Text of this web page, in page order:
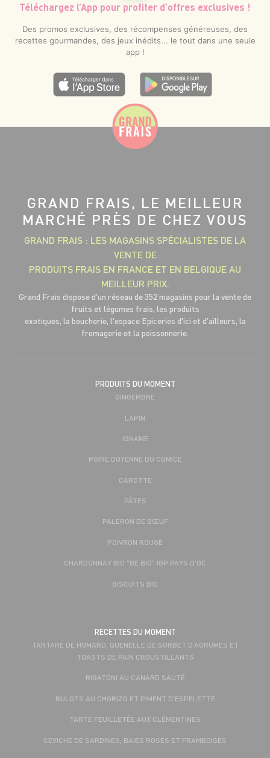
Téléchargez l’App pour profiter d’offres exclusives !
Des promos exclusives, des récompenses généreuses, des
recettes gourmandes, des jeux inédits... le tout dans une seule
app !
GRAND FRAIS, LE MEILLEUR
MARCHÉ PRÈS DE CHEZ VOUS
GRAND FRAIS : LES MAGASINS SPÉCIALISTES DE LA
VENTE DE
PRODUITS FRAIS EN FRANCE ET EN BELGIQUE AU
MEILLEUR PRIX.
Grand Frais dispose d'un réseau de 352 magasins pour la vente de
fruits et légumes frais, les produits
exotiques, la boucherie, l'espace Epiceries d'ici et d'ailleurs, la
fromagerie et la poissonnerie.
PRODUITS DU MOMENT
GINGEMBRE
LAPIN
IGNAME
POIRE DOYENNE DU COMICE
CAROTTE
PÂTES
PALERON DE BŒUF
POIVRON ROUGE
CHARDONNAY BIO "BE BIO" IGP PAYS D'OC
BISCUITS BIO
RECETTES DU MOMENT
TARTARE DE HOMARD, QUENELLE DE SORBET D’AGRUMES ET
TOASTS DE PAIN CROUSTILLANTS
RIGATONI AU CANARD SAUTÉ
BULOTS AU CHORIZO ET PIMENT D'ESPELETTE
TARTE FEUILLETÉE AUX CLÉMENTINES
CEVICHE DE SARDINES, BAIES ROSES ET FRAMBOISES